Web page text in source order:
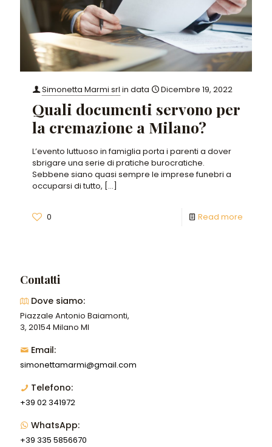
Simonetta Marmi srl in data Dicembre 19, 2022
Quali documenti servono per
la cremazione a Milano?
L’evento luttuoso in famiglia porta i parenti a dover
sbrigare una serie di pratiche burocratiche.
Sebbene siano quasi sempre le imprese funebri a
occuparsi di tutto, […]
0 Read more
Contatti
Dove siamo:
Piazzale Antonio Baiamonti,
3, 20154 Milano MI
Email:
simonettamarmi@gmail.com
Telefono:
+39 02 341972
WhatsApp:
+39 335 5856670